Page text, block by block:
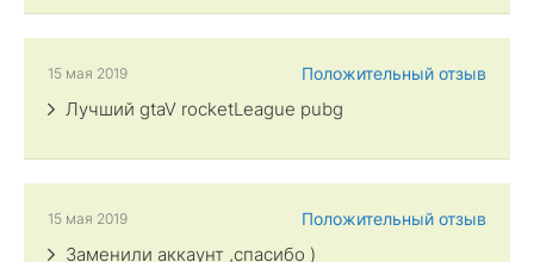
Положительный отзыв
15 мая 2019
Лучший gtaV rocketLeague pubg
Положительный отзыв
15 мая 2019
Заменили аккаунт ,спасибо )